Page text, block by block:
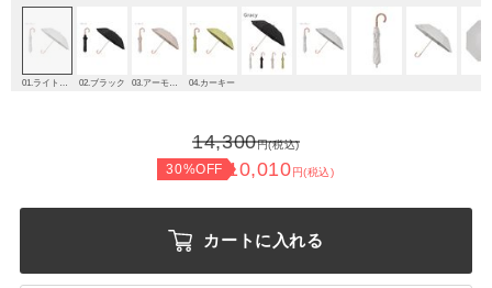
02.ブラック 04.カーキー
14,300円(税込)
30%OFF 10,010円(税込)
カートに入れる